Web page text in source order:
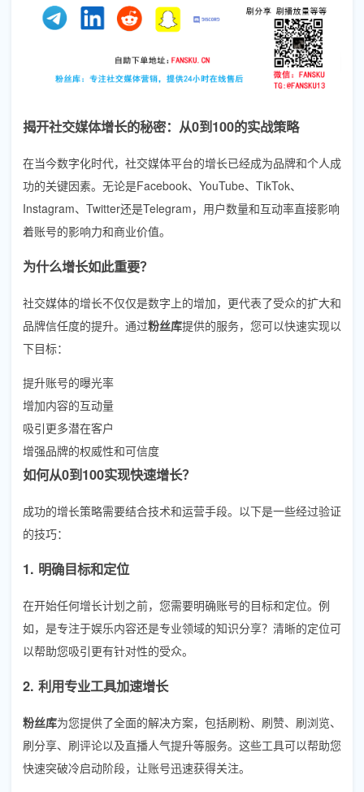
揭开社交媒体增长的秘密：从0到100的实战策略
在当今数字化时代，社交媒体平台的增长已经成为品牌和个人成
功的关键因素。无论是Facebook、YouTube、TikTok、
Instagram、Twitter还是Telegram，用户数量和互动率直接影响
着账号的影响力和商业价值。
为什么增长如此重要？
社交媒体的增长不仅仅是数字上的增加，更代表了受众的扩大和
品牌信任度的提升。通过粉丝库提供的服务，您可以快速实现以
下目标：
提升账号的曝光率
增加内容的互动量
吸引更多潜在客户
增强品牌的权威性和可信度
如何从0到100实现快速增长？
成功的增长策略需要结合技术和运营手段。以下是一些经过验证
的技巧：
1. 明确目标和定位
在开始任何增长计划之前，您需要明确账号的目标和定位。例
如，是专注于娱乐内容还是专业领域的知识分享？清晰的定位可
以帮助您吸引更有针对性的受众。
2. 利用专业工具加速增长
粉丝库为您提供了全面的解决方案，包括刷粉、刷赞、刷浏览、
刷分享、刷评论以及直播人气提升等服务。这些工具可以帮助您
快速突破冷启动阶段，让账号迅速获得关注。